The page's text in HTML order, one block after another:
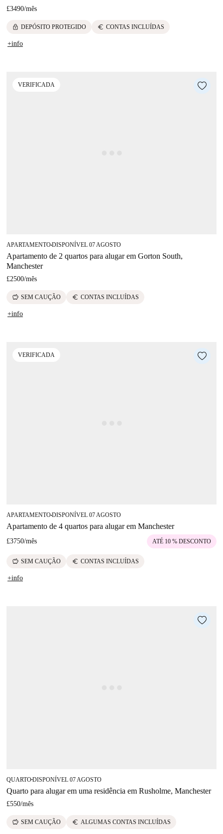
£3490/mês
lock DEPÓSITO PROTEGIDO euro CONTAS INCLUÍDAS
+info
VERIFICADA
APARTAMENTO■DISPONÍVEL 07 AGOSTO
Apartamento de 2 quartos para alugar em Gorton South,
Manchester
£2500/mês
savings SEM CAUÇÃO euro CONTAS INCLUÍDAS
+info
VERIFICADA
APARTAMENTO■DISPONÍVEL 07 AGOSTO
Apartamento de 4 quartos para alugar em Manchester
£3750/mês ATÉ 10 % DESCONTO
savings SEM CAUÇÃO euro CONTAS INCLUÍDAS
+info
QUARTO■DISPONÍVEL 07 AGOSTO
Quarto para alugar em uma residência em Rusholme, Manchester
£550/mês
savings SEM CAUÇÃO euro ALGUMAS CONTAS INCLUÍDAS